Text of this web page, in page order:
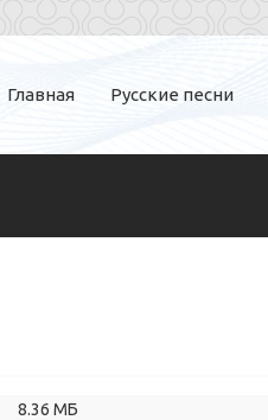
Главная Русские песни
8.36 МБ